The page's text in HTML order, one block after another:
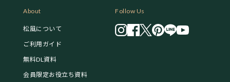
About
松風について
ご利用ガイド
無料DL資料
会員限定お役立ち資料
Follow Us